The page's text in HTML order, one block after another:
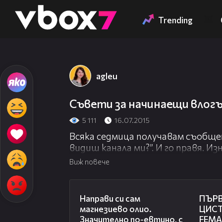
👾 Trending
agleu
Съвети за начинаещи
5 111 16.07.2015
Всяка седмица получавам
видиш канала ми?”. И го правя.
са еднотипни, понякога дори
„влогъри” или с по-прости
публикуват в интернет-
YouTube, Vimeo или други).
Виж повече
Направи си сам
магнезиево олио.
Значително по-евтино, с